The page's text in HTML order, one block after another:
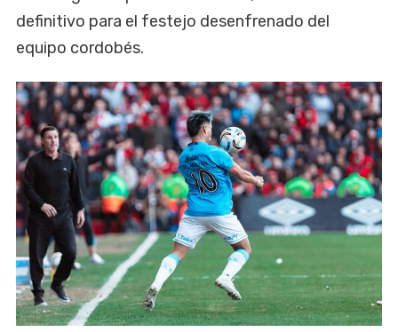
definitivo para el festejo desenfrenado del
equipo cordobés.